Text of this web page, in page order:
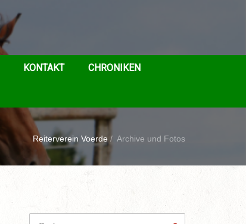
KONTAKT CHRONIKEN
Reiterverein Voerde / Archive und Fotos